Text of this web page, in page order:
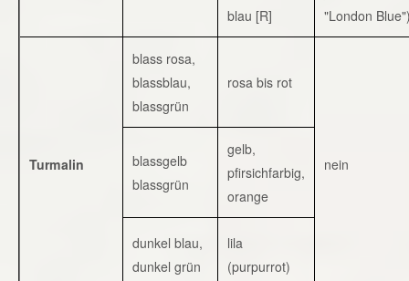
blau [R]
"London
Turmalin
blass rosa,
blassblau,
blassgrün
rosa bis rot
nein
blassgelb
blassgrün
gelb,
pfirsichfarbig,
orange
dunkel blau,
dunkel grün
lila
(purpurrot)